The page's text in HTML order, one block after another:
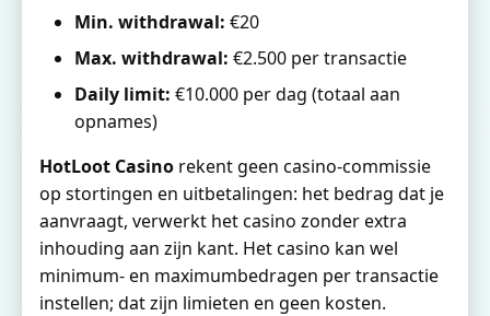
Min. withdrawal: €20
Max. withdrawal: €2.500 per transactie
Daily limit: €10.000 per dag (totaal aan
opnames)
HotLoot Casino rekent geen casino-commissie
op stortingen en uitbetalingen: het bedrag dat je
aanvraagt, verwerkt het casino zonder extra
inhouding aan zijn kant. Het casino kan wel
minimum- en maximumbedragen per transactie
instellen; dat zijn limieten en geen kosten.